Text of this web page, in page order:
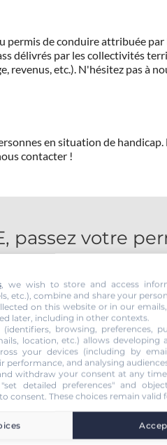
de conduire attribuée
délivrés par les collectivités
etc.). N'hésitez pas à
en situation de
contacter !
passez votre
, we wish to store and access
etc.), combine and share your
on this website or in our
later, including in other contexts.
browsing, preferences,
location, etc.) allows developing
your devices (including by
performance, and analysing
withdraw your consent at any
detailed preferences" and
consent. These choices remain valid